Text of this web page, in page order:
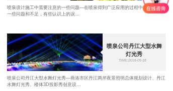
喷泉设计施工中需要注意的一些问题—在喷泉得到广泛应用的过程中，也出现了
一些问题和不足，有些认识上的误...
喷泉公司丹江大型水舞
灯光秀
TIME:2018-09-18
喷泉公司丹江大型水舞灯光秀—商洛市区丹江两岸夜景照明总体规划设计、丹江
水舞灯光秀、楼体3D投影秀创意设...